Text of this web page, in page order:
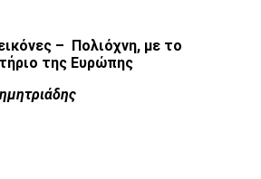
– Πολιόχνη, με το
της Ευρώπης